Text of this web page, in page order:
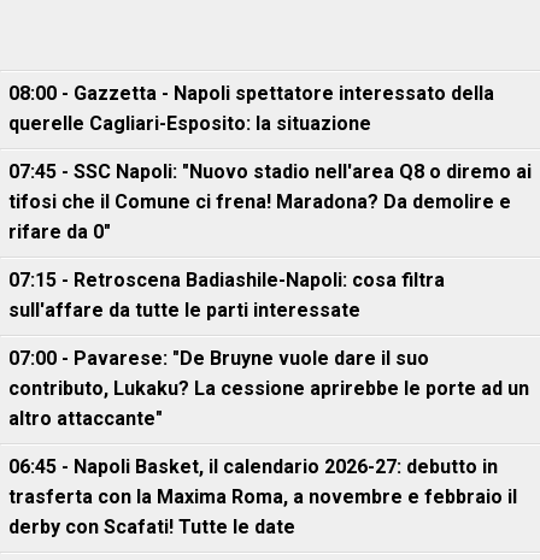
08:00 - Gazzetta - Napoli spettatore interessato della
querelle Cagliari-Esposito: la situazione
07:45 - SSC Napoli: "Nuovo stadio nell'area Q8 o diremo ai
tifosi che il Comune ci frena! Maradona? Da demolire e
rifare da 0"
07:15 - Retroscena Badiashile-Napoli: cosa filtra
sull'affare da tutte le parti interessate
07:00 - Pavarese: "De Bruyne vuole dare il suo
contributo, Lukaku? La cessione aprirebbe le porte ad un
altro attaccante"
06:45 - Napoli Basket, il calendario 2026-27: debutto in
trasferta con la Maxima Roma, a novembre e febbraio il
derby con Scafati! Tutte le date